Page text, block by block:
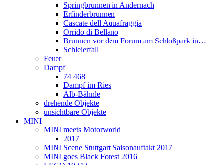
Springbrunnen in Andernach
Erfinderbrunnen
Cascate dell Aquafraggia
Orrido di Bellano
Brunnen vor dem Forum am Schloßpark in…
Schleierfall
Feuer
Dampf
74 468
Dampf im Ries
Alb-Bähnle
drehende Objekte
unsichtbare Objekte
MINI
MINI meets Motorworld
2017
MINI Scene Stuttgart Saisonauftakt 2017
MINI goes Black Forest 2016